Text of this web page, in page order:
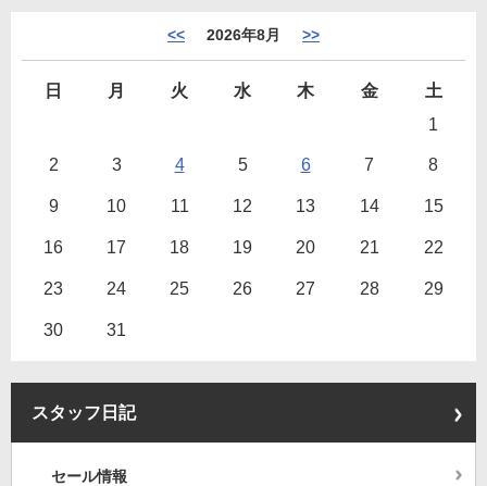
<< 2026年8月 >>
日 月 火 水 木 金
土
1
2 3 4 5 6 7 8
9 10 11 12 13 14 15
16 17 18 19 20 21 22
23 24 25 26 27 28 29
30 31
スタッフ日記
セール情報